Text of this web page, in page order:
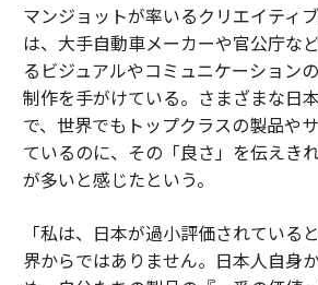
マンジョットが率いるクリエイティ
は、大手自動車メーカーや官公庁な
るビジュアルやコミュニケーション
制作を手がけている。さまざまな日
で、世界でもトップクラスの製品や
ているのに、その「良さ」を伝えき
が多いと感じたという。
「私は、日本が過小評価されている
界からではありません。日本人自身